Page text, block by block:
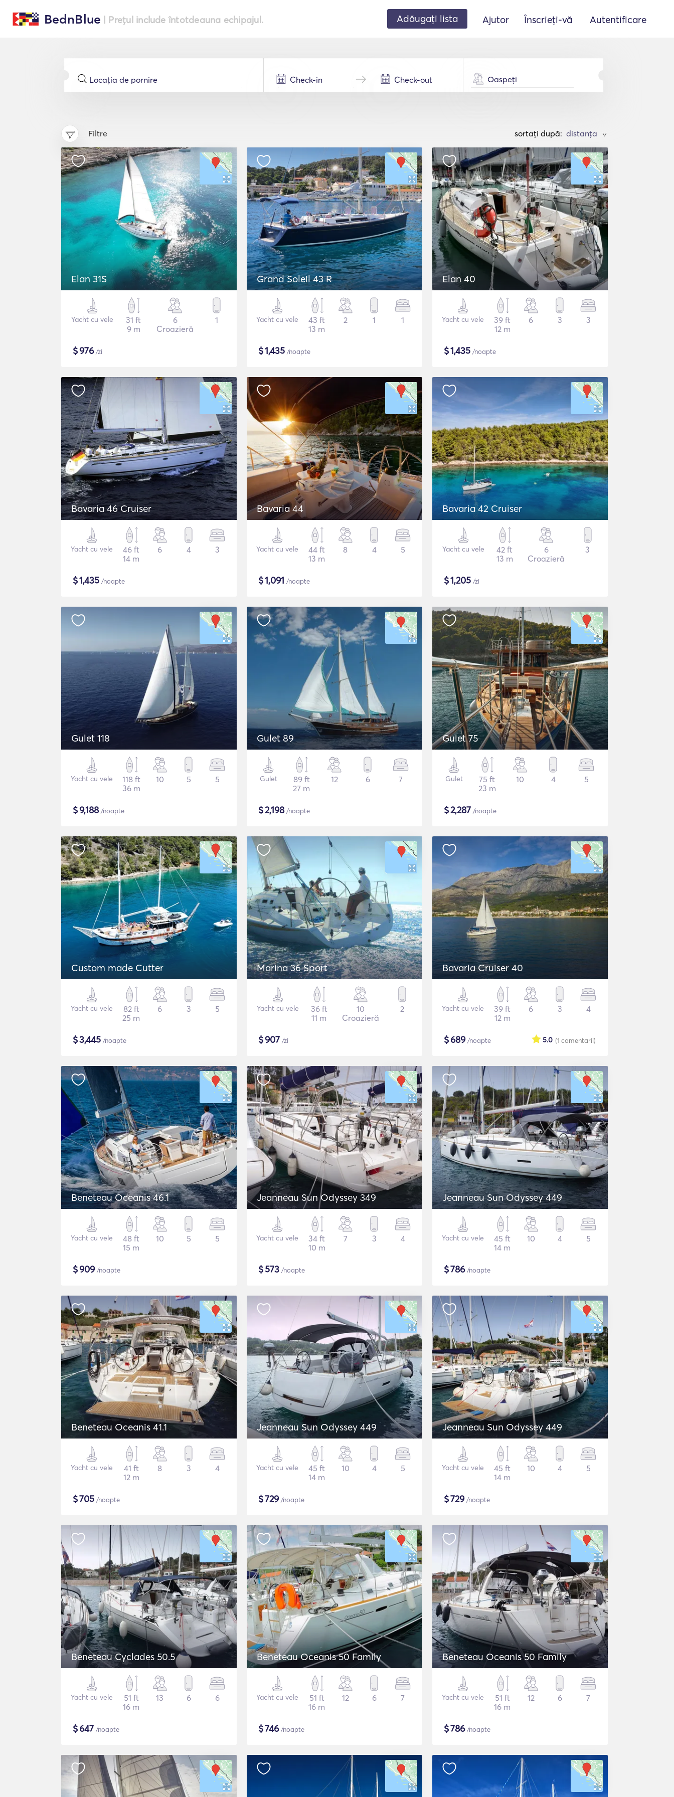
BednBlue | Prețul include întotdeauna echipajul. Adăugați lista Ajutor Înscrieți-vă Autentificare
Oaspeți
Filtre sortați după: >
Elan 31S
Yacht cu vele
31 ft
9 m
6
Croazieră
1
$976/zi
Grand Soleil 43 R
Yacht cu vele
43 ft
13 m
2 1 1
$1,435 /noapte
Elan 40
Yacht cu vele
39 ft
12 m
6 3 3
$1,435 /noapte
Bavaria 46 Cruiser
Yacht cu vele
46 ft
14 m
6 4 3
$1,435 /noapte
Bavaria 44
Yacht cu vele
44 ft
13 m
8 4 5
$1,091 /noapte
Bavaria 42 Cruiser
Yacht cu vele
42 ft
13 m
6
Croazieră
3
$1,205 /zi
Gulet 118
Yacht cu vele
118 ft
36 m
10 5 5
$9,188/noapte
Gulet 89
Gulet
89 ft
27 m
12 6 7
$2,198/noapte
Gulet 75
Gulet
75 ft
23 m
10 4 5
$2,287 /noapte
Custom made Cutter
Yacht cu vele
82 ft
25 m
6 3 5
$3,445 /noapte
Marina 36 Sport
Yacht cu vele
36 ft
11 m
10
Croazieră
2
$907 /zi
Bavaria Cruiser 40
Yacht cu vele
39 ft
12 m
6 3 4
$689/noapte (1 comentarii)
5.0
Beneteau Oceanis 46.1
Yacht cu vele
48 ft
15 m
10 5 5
$909/noapte
Jeanneau Sun Odyssey 349
Yacht cu vele
34 ft
10 m
7 3 4
$573 /noapte
Jeanneau Sun Odyssey 449
Yacht cu vele
45 ft
14 m
10 4 5
$786/noapte
Beneteau Oceanis 41.1
Yacht cu vele
41 ft
12 m
8 3 4
$705 /noapte
Jeanneau Sun Odyssey 449
Yacht cu vele
45 ft
14 m
10 4 5
$729/noapte
Jeanneau Sun Odyssey 449
Yacht cu vele
45 ft
14 m
10 4 5
$729/noapte
Beneteau Cyclades 50.5
Yacht cu vele
51 ft
16 m
13 6 6
$647 /noapte
Beneteau Oceanis 50 Family
Yacht cu vele
51 ft
16 m
12 6 7
$746/noapte
Beneteau Oceanis 50 Family
Yacht cu vele
51 ft
16 m
12 6 7
$786/noapte